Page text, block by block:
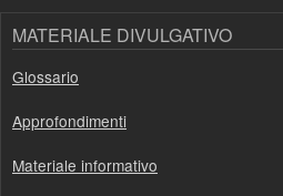
MATERIALE DIVULGATIVO
Glossario
Approfondimenti
Materiale informativo